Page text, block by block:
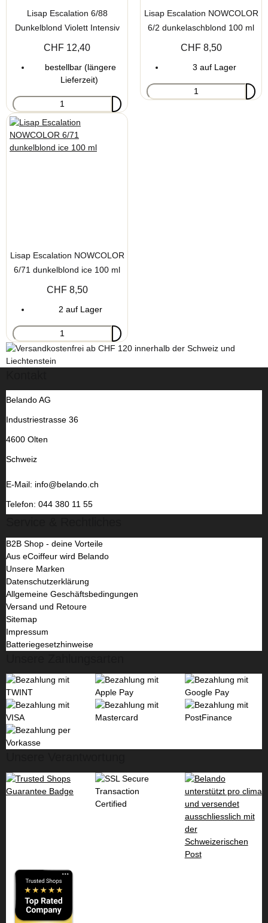
Lisap Escalation 6/88
Dunkelblond Violett Intensiv
100 ml
CHF 12,40
bestellbar (längere
Lieferzeit)
Lisap Escalation NOWCOLOR
6/2 dunkelaschblond 100 ml
CHF 8,50
3 auf Lager
Lisap Escalation NOWCOLOR
6/71 dunkelblond ice 100 ml
CHF 8,50
2 auf Lager
Belando AG
Industriestrasse 36
4600 Olten
Schweiz
E-Mail: info@belando.ch
Telefon: 044 380 11 55
B2B Shop - deine Vorteile
Aus eCoiffeur wird Belando
Unsere Marken
Datenschutzerklärung
Allgemeine Geschäftsbedingungen
Versand und Retoure
Sitemap
Impressum
Batteriegesetzhinweise